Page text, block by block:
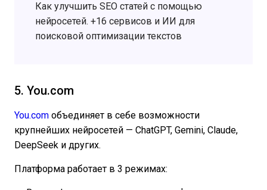
Как улучшить SEO статей с помощью
нейросетей. +16 сервисов и ИИ для
поисковой оптимизации текстов
5. You.com
You.com объединяет в себе возможности
крупнейших нейросетей — ChatGPT, Gemini, Claude,
DeepSeek и других.
Платформа работает в 3 режимах: